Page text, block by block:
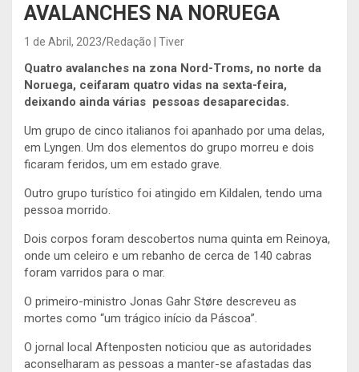
AVALANCHES NA NORUEGA
1 de Abril, 2023 Redação | Tiver
Quatro avalanches na zona Nord-Troms, no norte da
Noruega, ceifaram quatro vidas na sexta-feira,
deixando ainda várias pessoas desaparecidas.
Um grupo de cinco italianos foi apanhado por uma delas,
em Lyngen. Um dos elementos do grupo morreu e dois
ficaram feridos, um em estado grave.
Outro grupo turístico foi atingido em Kildalen, tendo uma
pessoa morrido.
Dois corpos foram descobertos numa quinta em Reinoya,
onde um celeiro e um rebanho de cerca de 140 cabras
foram varridos para o mar.
O primeiro-ministro Jonas Gahr Støre descreveu as
mortes como “um trágico início da Páscoa”.
O jornal local Aftenposten noticiou que as autoridades
aconselharam as pessoas a manter-se afastadas das